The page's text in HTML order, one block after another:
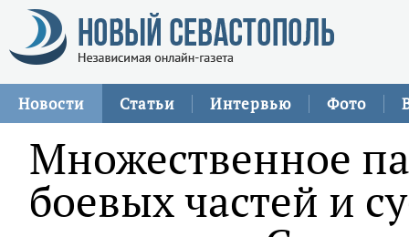
Новости Статьи Интервью Фото
Множественное
боевых частей и